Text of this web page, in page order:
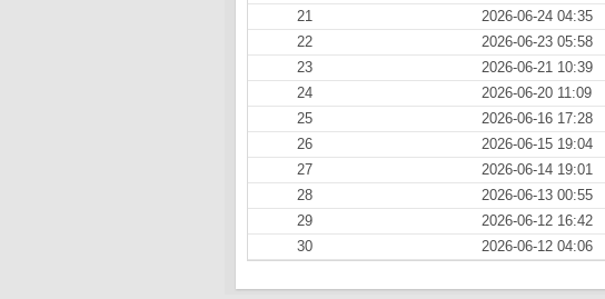
21
2026-06-24 04:35
22
2026-06-23 05:58
23
2026-06-21 10:39
24
2026-06-20 11:09
25
2026-06-16 17:28
26
2026-06-15 19:04
27
2026-06-14 19:01
28
2026-06-13 00:55
29
2026-06-12 16:42
30
2026-06-12 04:06